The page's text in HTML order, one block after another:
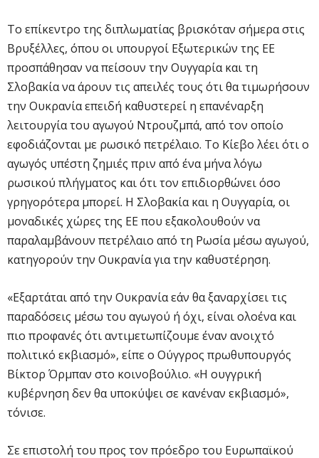
Το επίκεντρο της διπλωματίας βρισκόταν σήμερα στις
Βρυξέλλες, όπου οι υπουργοί Εξωτερικών της ΕΕ
προσπάθησαν να πείσουν την Ουγγαρία και τη
Σλοβακία να άρουν τις απειλές τους ότι θα τιμωρήσουν
την Ουκρανία επειδή καθυστερεί η επανέναρξη
λειτουργία του αγωγού Ντρουζμπά, από τον οποίο
εφοδιάζονται με ρωσικό πετρέλαιο. Το Κίεβο λέει ότι ο
αγωγός υπέστη ζημιές πριν από ένα μήνα λόγω
ρωσικού πλήγματος και ότι τον επιδιορθώνει όσο
γρηγορότερα μπορεί. Η Σλοβακία και η Ουγγαρία, οι
μοναδικές χώρες της ΕΕ που εξακολουθούν να
παραλαμβάνουν πετρέλαιο από τη Ρωσία μέσω αγωγού,
κατηγορούν την Ουκρανία για την καθυστέρηση.
«Εξαρτάται από την Ουκρανία εάν θα ξαναρχίσει τις
παραδόσεις μέσω του αγωγού ή όχι, είναι ολοένα και
πιο προφανές ότι αντιμετωπίζουμε έναν ανοιχτό
πολιτικό εκβιασμό», είπε ο Ούγγρος πρωθυπουργός
Βίκτορ Όρμπαν στο κοινοβούλιο. «Η ουγγρική
κυβέρνηση δεν θα υποκύψει σε κανέναν εκβιασμό»,
τόνισε.
Σε επιστολή του προς τον πρόεδρο του Ευρωπαϊκού